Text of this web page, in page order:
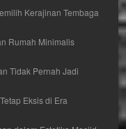
Kerajinan Tembaga
Rumah Minimalis
Tidak Pernah Jadi
Eksis di Era